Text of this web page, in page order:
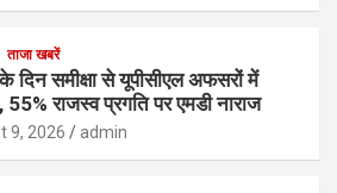
ताजा खबरें
दिन समीक्षा से यूपीसीएल अफसरों में
राजस्व प्रगति पर एमडी नाराज
9, 2026 admin